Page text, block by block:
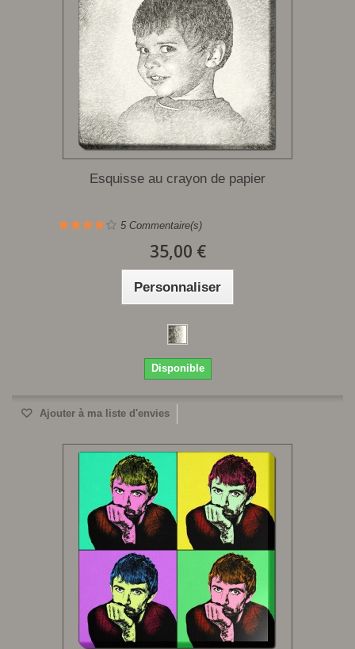
Esquisse au crayon de papier
5 Commentaire(s)
35,00 €
Personnaliser
Disponible
Ajouter à ma liste d'envies